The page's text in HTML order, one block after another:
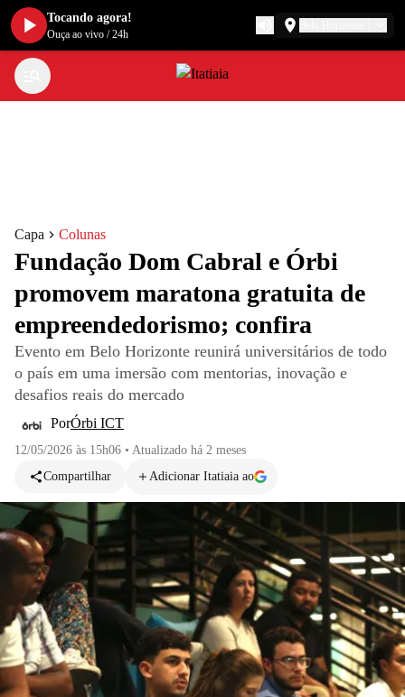
Capa Colunas
Fundação Dom Cabral e Órbi
promovem maratona gratuita de
empreendedorismo; confira
Evento em Belo Horizonte reunirá universitários de todo
o país em uma imersão com mentorias, inovação e
desafios reais do mercado
PorÓrbi ICT
12/05/2026 às 15h06 • Atualizado há 2 meses
Compartilhar
Adicionar Itatiaia ao
Tocando agora!
Ouça ao vivo /24h